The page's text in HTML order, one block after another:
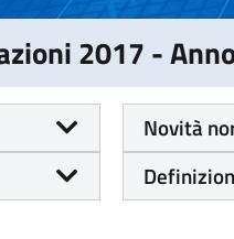
2017 -
Novità